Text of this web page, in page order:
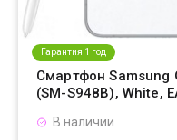
Гарантия 1 год
Смартфон Samsung
(SM-S948B), White,
В наличии